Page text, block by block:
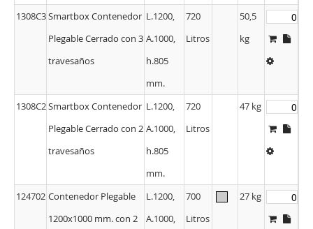
1308C3Smartbox Contenedor
Plegable Cerrado con 3
travesaños
L.1200,
A.1000,
h.805
mm.
720
Litros
50,5
kg
1308C2Smartbox Contenedor
Plegable Cerrado con 2
travesaños
L.1200,
A.1000,
h.805
mm.
720
Litros
47 kg
124702 Contenedor Plegable
1200x1000 mm. con 2
L.1200,
A.1000,
700
Litros
27 kg